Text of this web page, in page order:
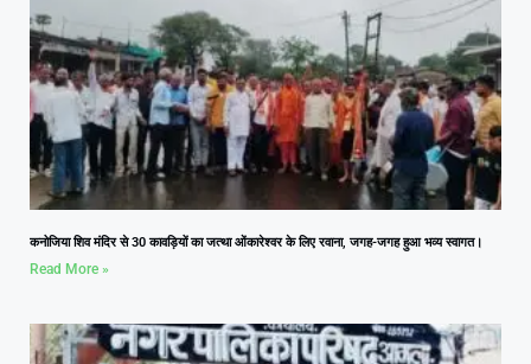
कनोजिया शिव मंदिर से 30 कावड़ियों का जत्था ओंकारेश्वर के लिए रवाना, जगह-जगह हुआ भव्य स्वागत।
Read More »